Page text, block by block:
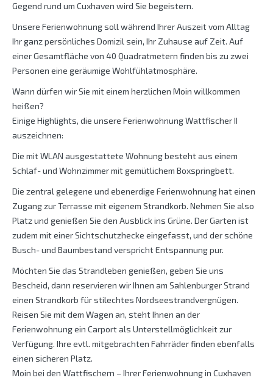
Gegend rund um Cuxhaven wird Sie begeistern.
Unsere Ferienwohnung soll während Ihrer Auszeit vom Alltag
Ihr ganz persönliches Domizil sein, Ihr Zuhause auf Zeit. Auf
einer Gesamtfläche von 40 Quadratmetern finden bis zu zwei
Personen eine geräumige Wohlfühlatmosphäre.
Wann dürfen wir Sie mit einem herzlichen Moin willkommen
heißen?
Einige Highlights, die unsere Ferienwohnung Wattfischer II
auszeichnen:
Die mit WLAN ausgestattete Wohnung besteht aus einem
Schlaf- und Wohnzimmer mit gemütlichem Boxspringbett.
Die zentral gelegene und ebenerdige Ferienwohnung hat einen
Zugang zur Terrasse mit eigenem Strandkorb. Nehmen Sie also
Platz und genießen Sie den Ausblick ins Grüne. Der Garten ist
zudem mit einer Sichtschutzhecke eingefasst, und der schöne
Busch- und Baumbestand verspricht Entspannung pur.
Möchten Sie das Strandleben genießen, geben Sie uns
Bescheid, dann reservieren wir Ihnen am Sahlenburger Strand
einen Strandkorb für stilechtes Nordseestrandvergnügen.
Reisen Sie mit dem Wagen an, steht Ihnen an der
Ferienwohnung ein Carport als Unterstellmöglichkeit zur
Verfügung. Ihre evtl. mitgebrachten Fahrräder finden ebenfalls
einen sicheren Platz.
Moin bei den Wattfischern – Ihrer Ferienwohnung in Cuxhaven